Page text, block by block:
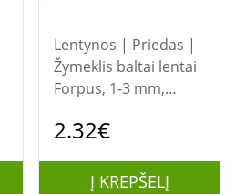
Lentynos | Priedas |
Žymeklis baltai lentai
Forpus, 1-3 mm,
1215-001
2.32€
Į KREPŠELĮ